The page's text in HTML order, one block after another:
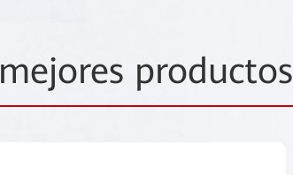
mejores productos